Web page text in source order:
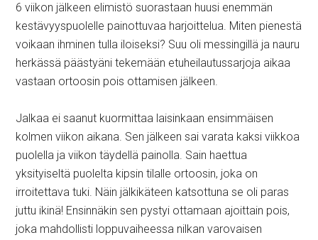
6 viikon jälkeen elimistö suorastaan huusi enemmän
kestävyyspuolelle painottuvaa harjoittelua. Miten pienestä
voikaan ihminen tulla iloiseksi? Suu oli messingillä ja nauru
herkässä päästyäni tekemään etuheilautussarjoja aikaa
vastaan ortoosin pois ottamisen jälkeen.
Jalkaa ei saanut kuormittaa laisinkaan ensimmäisen
kolmen viikon aikana. Sen jälkeen sai varata kaksi viikkoa
puolella ja viikon täydellä painolla. Sain haettua
yksityiseltä puolelta kipsin tilalle ortoosin, joka on
irroitettava tuki. Näin jälkikäteen katsottuna se oli paras
juttu ikinä! Ensinnäkin sen pystyi ottamaan ajoittain pois,
joka mahdollisti loppuvaiheessa nilkan varovaisen